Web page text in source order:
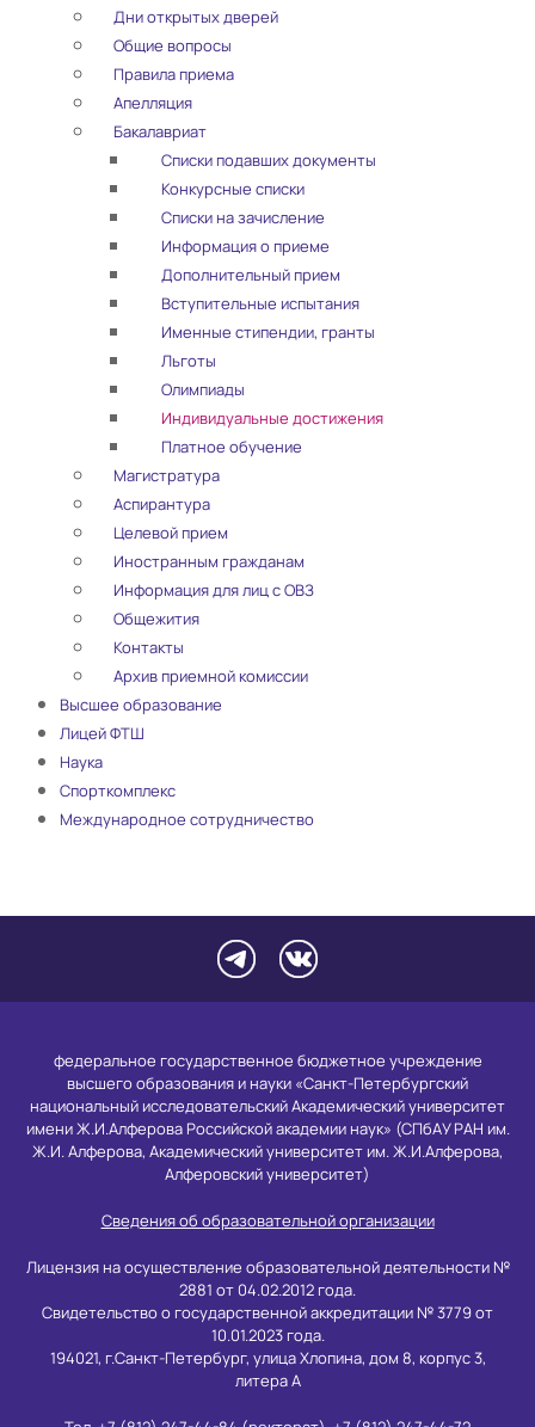
Дни открытых дверей
Общие вопросы
Правила приема
Апелляция
Бакалавриат
Списки подавших документы
Конкурсные списки
Списки на зачисление
Информация о приеме
Дополнительный прием
Вступительные испытания
Именные стипендии, гранты
Льготы
Олимпиады
Индивидуальные достижения
Платное обучение
Магистратура
Аспирантура
Целевой прием
Иностранным гражданам
Информация для лиц с ОВЗ
Общежития
Контакты
Архив приемной комиссии
Высшее образование
Лицей ФТШ
Наука
Спорткомплекс
Международное сотрудничество
федеральное государственное бюджетное учреждение
высшего образования и науки «Санкт-Петербургский
национальный исследовательский Академический университет
имени Ж.И.Алферова Российской академии наук» (СПбАУ РАН им.
Ж.И. Алферова, Академический университет им. Ж.И.Алферова,
Алферовский университет)
Сведения об образовательной организации
Лицензия на осуществление образовательной деятельности №
2881 от 04.02.2012 года.
Свидетельство о государственной аккредитации № 3779 от
10.01.2023 года.
194021, г.Санкт-Петербург, улица Хлопина, дом 8, корпус 3,
литера А